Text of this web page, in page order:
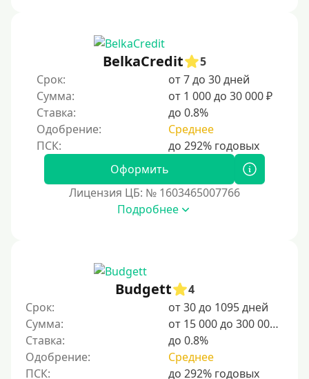
Долгосрочные
Принятие решения
За 1 минуту
За 2 минуты
За 3 минуты
За 5 минут
За 10 минут
Моментальные онлайн
Экспресс
В день обращения
Возраст
BelkaCredit
5
Срок:
от 7 до 30 дней
Сумма:
от 1 000 до 30 000 ₽
Ставка:
до 0.8%
Одобрение:
Среднее
Оформить
Лицензия ЦБ: № 1603465007766
Подробнее
Budgett
4
Срок:
от 30 до 1095 дней
Сумма:
от 15 000 до 300 000 ₽
Ставка:
до 0.8%
Одобрение:
Среднее